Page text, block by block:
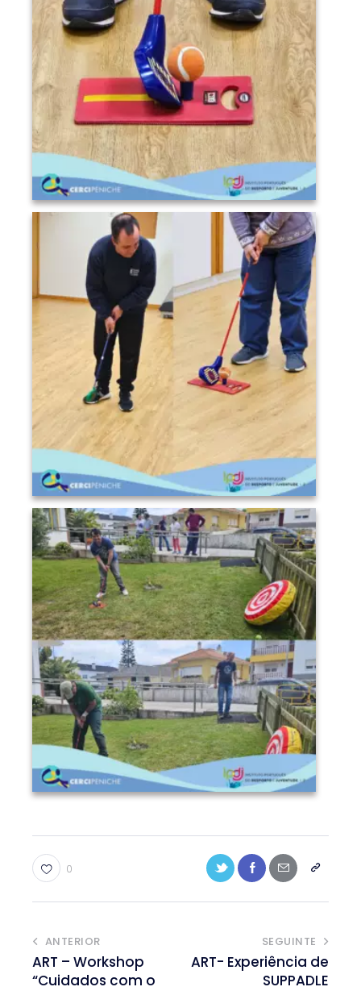
0
ANTERIOR
ART – Workshop
“Cuidados com o
SEGUINTE
ART- Experiência de
SUPPADLE